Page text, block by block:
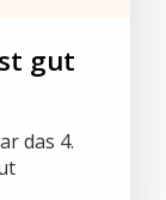
gut
das 4.